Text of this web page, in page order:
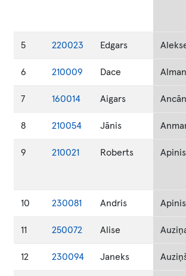
5 220023 Edgars
6 210009 Dace
7 160014 Aigars
8 210054 Jānis
9 210021 Roberts Apinis
10 230081 Andris Apinis
11 250072 Alise
12 230094 Janeks